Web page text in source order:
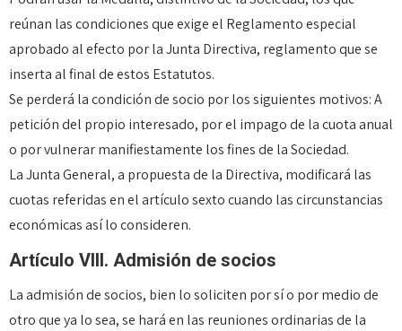
reúnan las condiciones que exige el Reglamento especial
aprobado al efecto por la Junta Directiva, reglamento que se
inserta al final de estos Estatutos.
Se perderá la condición de socio por los siguientes motivos: A
petición del propio interesado, por el impago de la cuota anual
o por vulnerar manifiestamente los fines de la Sociedad.
La Junta General, a propuesta de la Directiva, modificará las
cuotas referidas en el artículo sexto cuando las circunstancias
económicas así lo consideren.
Artículo VIII. Admisión de socios
La admisión de socios, bien lo soliciten por sí o por medio de
otro que ya lo sea, se hará en las reuniones ordinarias de la